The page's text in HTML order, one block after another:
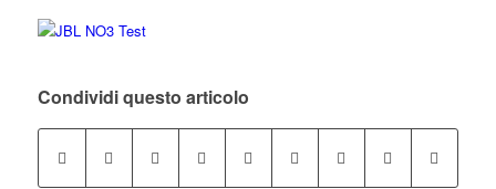
Condividi questo articolo